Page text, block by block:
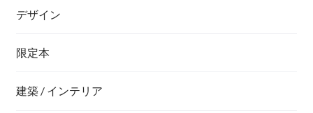
デザイン
限定本
建築 / インテリア